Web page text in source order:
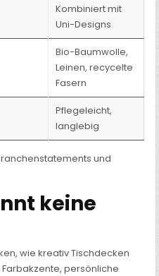
Kombiniert mit
Uni-Designs
Bio-Baumwolle,
Leinen, recycelte
Fasern
Pflegeleicht,
langlebig
und
keine
wie kreativ Tischdecken
persönliche